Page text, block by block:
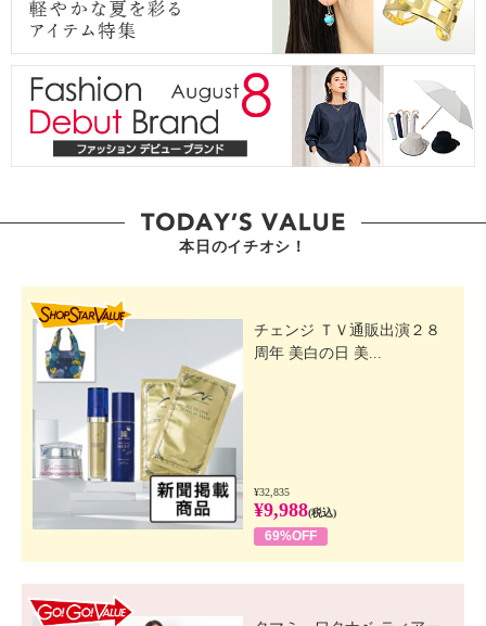
本日のイチオシ！
チェンジ ＴＶ通販出演２８
周年 美白の日 美...
¥32,835
¥9,988(税込)
69%OFF